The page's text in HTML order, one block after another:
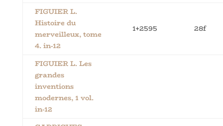
FIGUIER L.
Histoire du
merveilleux, tome
4. in-12
1+2595 28f
FIGUIER L. Les
grandes
inventions
modernes, 1 vol.
in-12